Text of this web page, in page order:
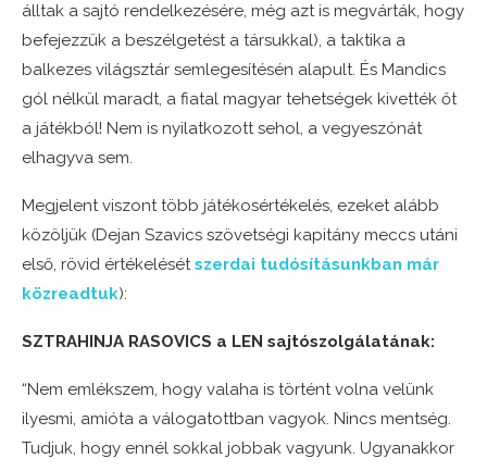
álltak a sajtó rendelkezésére, még azt is megvárták, hogy
befejezzük a beszélgetést a társukkal), a taktika a
balkezes világsztár semlegesítésén alapult. És Mandics
gól nélkül maradt, a fiatal magyar tehetségek kivették őt
a játékból! Nem is nyilatkozott sehol, a vegyeszónát
elhagyva sem.
Megjelent viszont több játékosértékelés, ezeket alább
közöljük (Dejan Szavics szövetségi kapitány meccs utáni
első, rövid értékelésétszerdai tudósításunkban már
közreadtuk):
SZTRAHINJA RASOVICS a LEN sajtószolgálatának:
“Nem emlékszem, hogy valaha is történt volna velünk
ilyesmi, amióta a válogatottban vagyok. Nincs mentség.
Tudjuk, hogy ennél sokkal jobbak vagyunk. Ugyanakkor